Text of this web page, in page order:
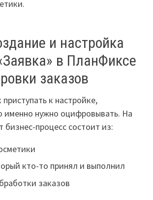
и настройка
в ПланФиксе
заказов
к настройке,
именно нужно оцифровывать. На
процесс состоит из:
кто-то принял и выполнил
заказов